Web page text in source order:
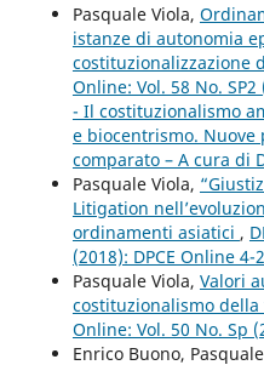
Pasquale Viola,
istanze di autonomia
costituzionalizzazione
Online: Vol. 58 No. SP2
- Il costituzionalismo
e biocentrismo.
comparato – A cura di
Pasquale Viola,
Litigation
ordinamenti asiatici ,
(2018): DPCE Online 4-
Pasquale Viola, Valori
costituzionalismo
Online: Vol. 50 No. Sp
Enrico Buono,